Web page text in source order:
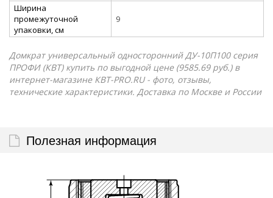
Ширина
промежуточной
упаковки, см
9
Домкрат универсальный односторонний ДУ-10П100 серия
ПРОФИ (КВТ) купить по выгодной цене (9585.69 руб.) в
интернет-магазине КВТ-PRO.RU - фото, отзывы,
технические характеристики. Доставка по Москве и России
Полезная информация